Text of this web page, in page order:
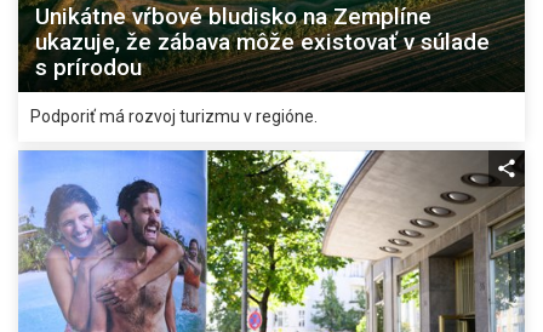
Unikátne vŕbové bludisko na Zemplíne
ukazuje, že zábava môže existovať v súlade
s prírodou
Podporiť má rozvoj turizmu v regióne.